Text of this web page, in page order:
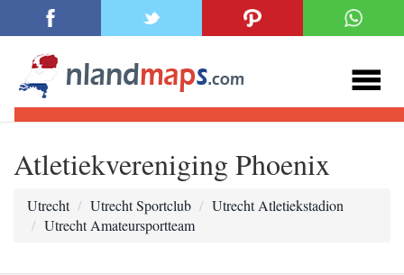
Atletiekvereniging Phoenix
Utrecht Utrecht Sportclub
Utrecht Atletiekstadion
Utrecht Amateursportteam